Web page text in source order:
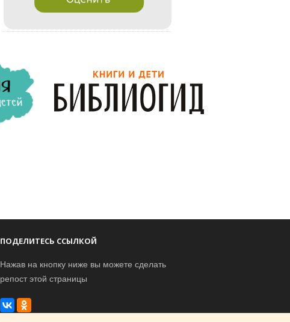
ПОДЕЛИТЕСЬ ССЫЛКОЙ
Нажав на кнопку ниже вы можете сделать
репост этой страницы